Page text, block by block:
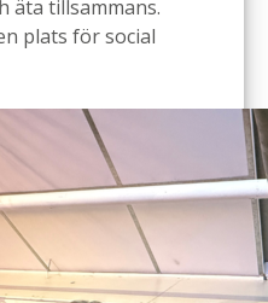
äta tillsammans.
plats för social